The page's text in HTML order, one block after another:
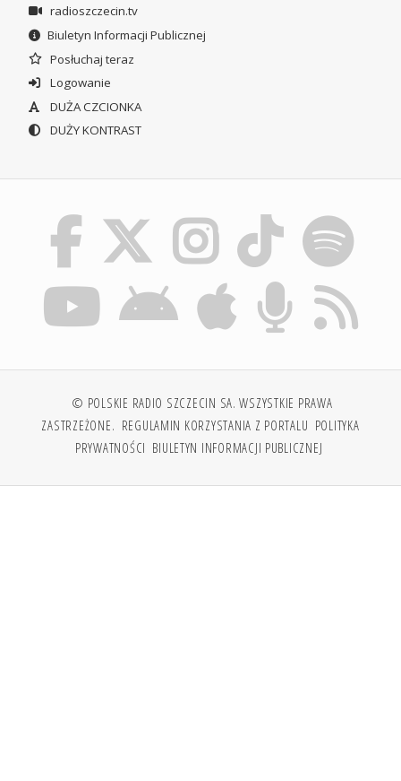
radioszczecin.tv
Biuletyn Informacji Publicznej
Posłuchaj teraz
Logowanie
DUŻA CZCIONKA
DUŻY KONTRAST
© POLSKIE RADIO SZCZECIN SA. WSZYSTKIE PRAWA
ZASTRZEŻONE. REGULAMIN KORZYSTANIA Z PORTALU POLITYKA
PRYWATNOŚCI BIULETYN INFORMACJI PUBLICZNEJ